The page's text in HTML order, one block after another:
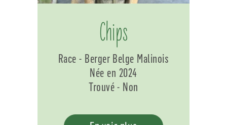
Chips
Race - Berger Belge Malinois
Née en 2024
Trouvé - Non